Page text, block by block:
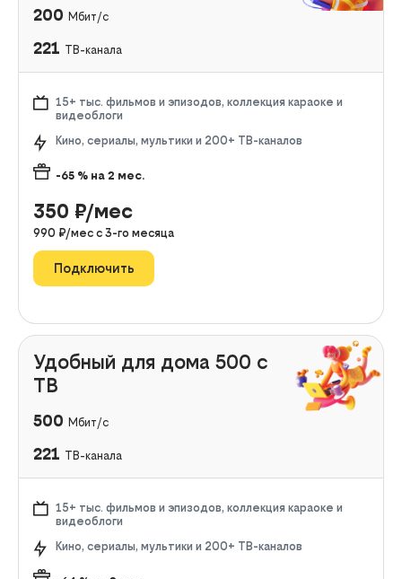
200 Мбит/с
221 ТВ-канала
15+ тыс. фильмов и эпизодов, коллекция караоке и
видеоблоги
Кино, сериалы, мультики и 200+ ТВ-каналов
-65 % на 2 мес.
350 ₽/мес
990 ₽/мес с 3-го месяца
Подключить
Удобный для дома 500 с
ТВ
500 Мбит/с
221 ТВ-канала
15+ тыс. фильмов и эпизодов, коллекция караоке и
видеоблоги
Кино, сериалы, мультики и 200+ ТВ-каналов